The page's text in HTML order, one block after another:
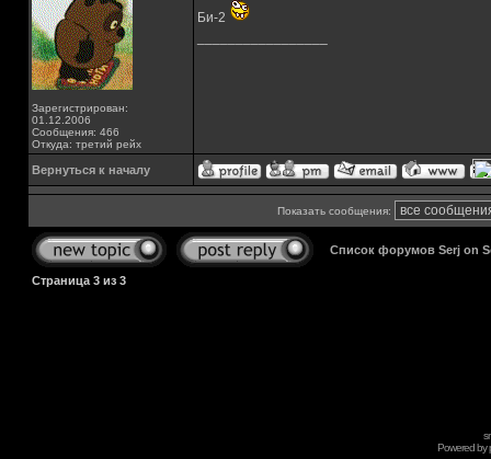
Зарегистрирован:
01.12.2006
Сообщения: 466
Откуда: третий рейх
Би-2
Вернуться к началу
Показать сообщения:
Список форумов Serj on
Страница 3 из 3
Powered by